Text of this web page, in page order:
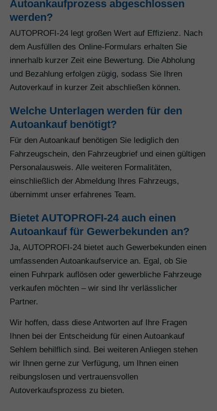
Autoankaufprozess abgeschlossen
werden?
AUTOPROFI-24 legt großen Wert auf Effizienz. Nach
dem Ausfüllen des Online-Formulars erhalten Sie
innerhalb kurzer Zeit eine Bewertung. Die Abholung
und Bezahlung erfolgen zügig, sodass Sie Ihren
Autoverkauf in kurzer Zeit abschließen können.
Welche Unterlagen werden für den
Autoankauf benötigt?
Für den Autoankauf benötigen Sie lediglich den
Fahrzeugschein, den Fahrzeugbrief und einen gültigen
Personalausweis. Alle weiteren Formalitäten,
einschließlich der Abmeldung Ihres Fahrzeugs,
übernimmt unser erfahrenes Team.
Bietet AUTOPROFI-24 auch einen
Autoankauf für Gewerbekunden an?
Ja, AUTOPROFI-24 bietet auch Gewerbekunden einen
umfassenden Autoankaufservice an. Egal, ob Sie
einen Fuhrpark auflösen oder gewerbliche Fahrzeuge
verkaufen möchten – wir sind Ihr verlässlicher
Partner.
Wir hoffen, dass diese Antworten auf Ihre Fragen
Ihnen bei der Entscheidung für einen Autoankauf
Sehlem behilflich sind. Bei weiteren Anliegen stehen
wir Ihnen gerne zur Verfügung, um Ihnen einen
reibungslosen und vertrauensvollen
Autoverkaufsprozess zu bieten.